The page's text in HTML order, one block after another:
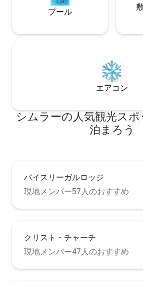
プール
エアコン
シムラーの人気観光ス
泊まろう
バイスリーガルロッジ
現地メンバー57人のおすすめ
クリスト・チャーチ
現地メンバー47人のおすすめ